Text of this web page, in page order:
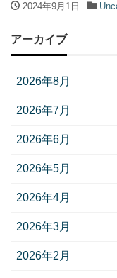
2024年9月1日
アーカイブ
2026年8月
2026年7月
2026年6月
2026年5月
2026年4月
2026年3月
2026年2月